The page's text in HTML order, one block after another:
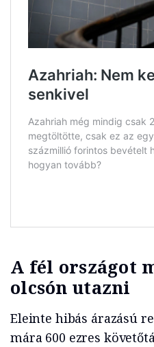
A fél országot
olcsón utazni
Eleinte hibás árazású
mára 600 ezres